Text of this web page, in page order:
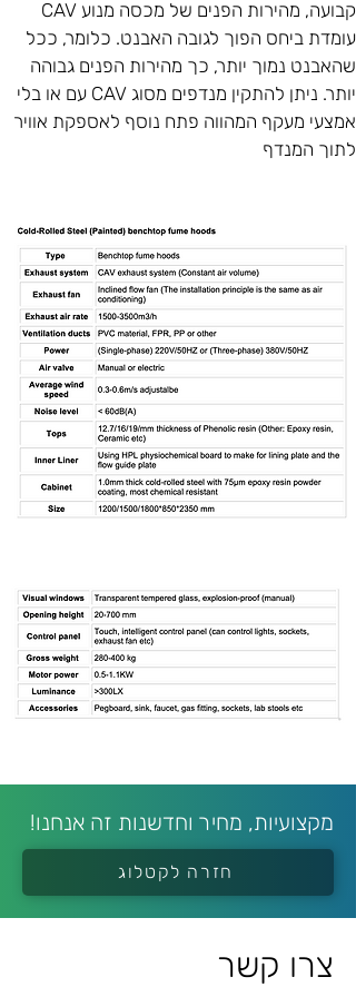
עומדת ביחס הפוך לגובה האבנט. כלומר, ככל
שהאבנט נמוך יותר, כך מהירות הפנים גבוהה
יותר. ניתן להתקין מנדפים מסוג CAV עם או בלי
אמצעי מעקף המהווה פתח נוסף לאספקת אוויר
לתוך המנדף
מקצועיות, מחיר וחדשנות זה אנחנו!
חזרה לקטלוג
צרו קשר